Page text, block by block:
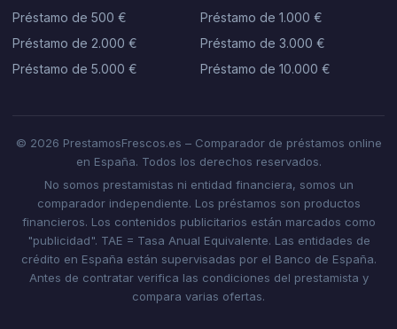
Préstamo de 500 €
Préstamo de 1.000 €
Préstamo de 2.000 €
Préstamo de 3.000 €
Préstamo de 5.000 €
Préstamo de 10.000 €
© 2026 PrestamosFrescos.es – Comparador de préstamos online
en España. Todos los derechos reservados.
No somos prestamistas ni entidad financiera, somos un
comparador independiente. Los préstamos son productos
financieros. Los contenidos publicitarios están marcados como
"publicidad". TAE = Tasa Anual Equivalente. Las entidades de
crédito en España están supervisadas por el Banco de España.
Antes de contratar verifica las condiciones del prestamista y
compara varias ofertas.